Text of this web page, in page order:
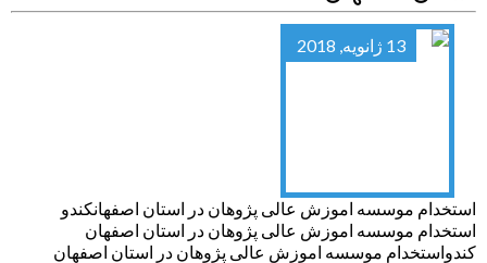
13 ژانویه, 2018
استخدام موسسه اموزش عالی پژوهان در استان اصفهانکندو
استخدام موسسه اموزش عالی پژوهان در استان اصفهان
کندواستخدام موسسه اموزش عالی پژوهان در استان اصفهان